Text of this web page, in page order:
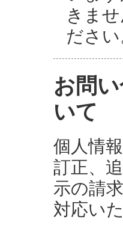
きま
ださい
お問
いて
個人情
訂正、
示の請
対応い